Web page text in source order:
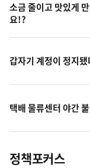
소금 줄이고 맛있게
요!?
갑자기 계정이 정지
택배 물류센터 야간
정책포커스